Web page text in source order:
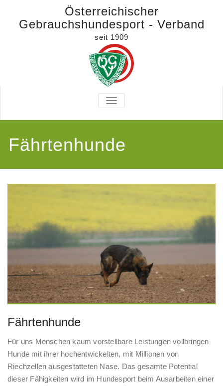
Österreichischer
Gebrauchshundesport - Verband
seit 1909
TOGGLE
NAVIGATION
Fährtenhunde
Fährtenhunde
Für uns Menschen kaum vorstellbare Leistungen vollbringen
Hunde mit ihrer hochentwickelten, mit Millionen von
Riechzellen ausgestatteten Nase. Das gesamte Potential
dieser Fähigkeiten wird im Hundesport beim Ausarbeiten einer